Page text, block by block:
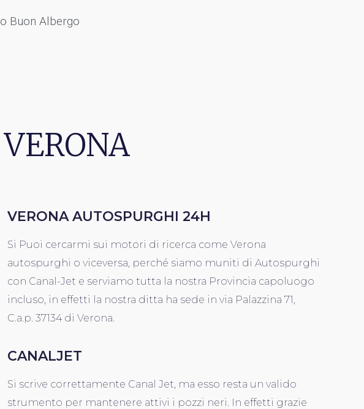
Buon Albergo
VERONA AUTOSPURGHI 24H
Si Puoi cercarmi sui motori di ricerca come Verona
autospurghi o viceversa, perché siamo muniti di Autospurghi
con Canal-Jet e serviamo tutta la nostra Provincia capoluogo
incluso, in effetti la nostra ditta ha sede in via Palazzina 71,
C.a.p. 37134 di Verona.
CANALJET
Si scrive correttamente Canal Jet, ma esso resta un valido
strumento per mantenere attivi i pozzi neri. In effetti grazie